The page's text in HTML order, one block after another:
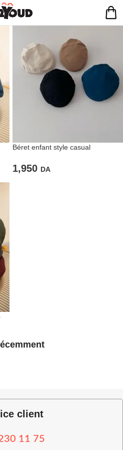
Béret enfant style casual
1,950 DA
client
11 75